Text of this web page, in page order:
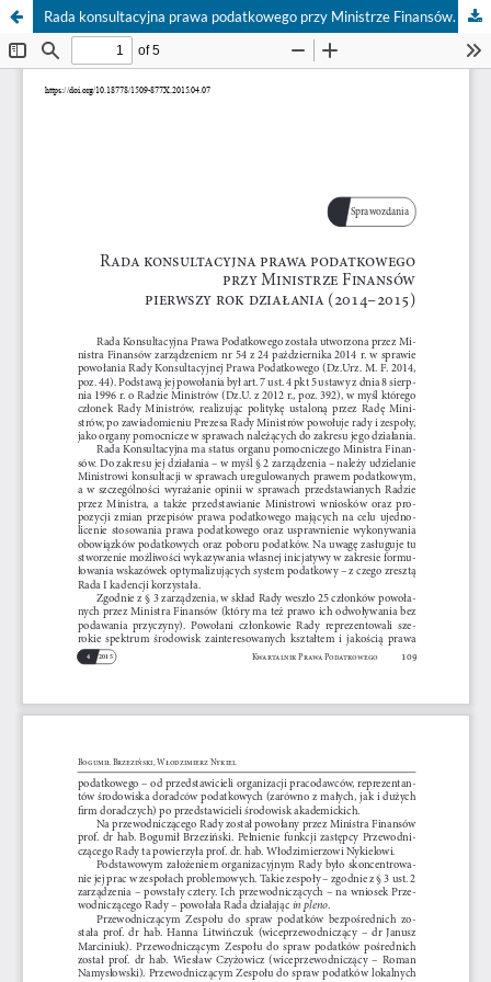
Rada konsultacyjna prawa podatkowego przy Ministrze Finansów. Pierwszy rok działania (2014–2015)